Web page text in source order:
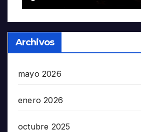
Archivos
mayo 2026
enero 2026
octubre 2025